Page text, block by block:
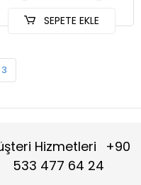
SEPETE EKLE
3
Hizmetleri
+90
533 477 64 24